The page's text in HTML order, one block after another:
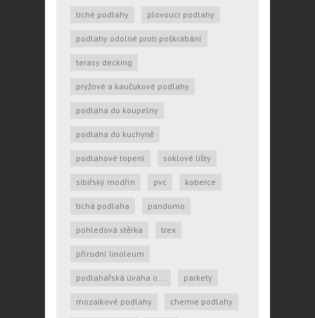
tiché podlahy plovoucí podlahy
podlahy odolné proti poškrábání
terasy decking
pryžové a kaučukové podlahy
podlaha do koupelny
podlaha do kuchyně
podlahové topení soklové lišty
sibiřský modřín pvc koberce
tichá podlaha pandomo
pohledová stěrka trex
přírodní linoleum
podlahářská úvaha o... parkety
mozaikové podlahy chemie podlahy